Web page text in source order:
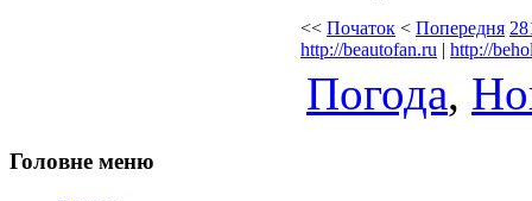
<< Початок < Попередня
http://beautofan.ru | http://
Погода,
Головне меню